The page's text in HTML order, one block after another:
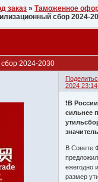
заказ »Таможенное
сбор 2024-
2024-2030
2024
❗️В
сильнее
В Совете
ежегодно
размер